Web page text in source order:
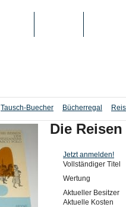
Tausch-Buecher Bücherregal
Die
Jetzt anmelden!
Vollständiger Titel
Wertung
Aktueller Besitzer
Aktuelle Kosten